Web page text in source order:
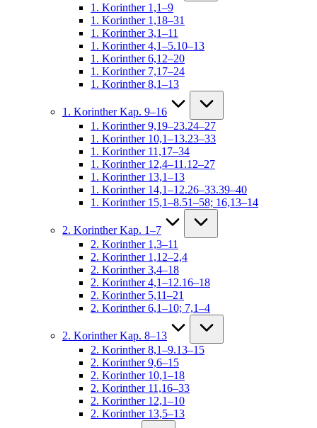
1. Korinther 1,1–9
1. Korinther 1,18–31
1. Korinther 3,1–11
1. Korinther 4,1–5.10–13
1. Korinther 6,12–20
1. Korinther 7,17–24
1. Korinther 8,1–13
1. Korinther Kap. 9–16
1. Korinther 9,19–23.24–27
1. Korinther 10,1–13.23–33
1. Korinther 11,17–34
1. Korinther 12,4–11.12–27
1. Korinther 13,1–13
1. Korinther 14,1–12.26–33.39–40
1. Korinther 15,1–8.51–58; 16,13–14
2. Korinther Kap. 1–7
2. Korinther 1,3–11
2. Korinther 1,12–2,4
2. Korinther 3,4–18
2. Korinther 4,1–12.16–18
2. Korinther 5,11–21
2. Korinther 6,1–10; 7,1–4
2. Korinther Kap. 8–13
2. Korinther 8,1–9.13–15
2. Korinther 9,6–15
2. Korinther 10,1–18
2. Korinther 11,16–33
2. Korinther 12,1–10
2. Korinther 13,5–13